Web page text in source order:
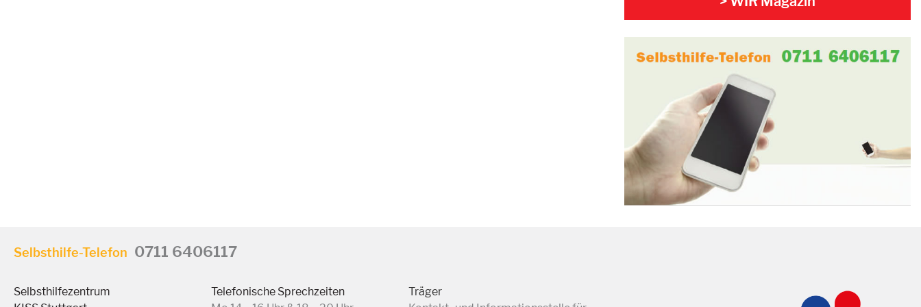
Selbsthilfe-Telefon 0711 6406117
Selbsthilfezentrum
Telefonische Sprechzeiten
Träger